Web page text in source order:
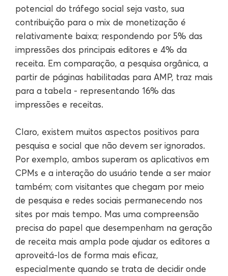
potencial do tráfego social seja vasto, sua
contribuição para o mix de monetização é
relativamente baixa; respondendo por 5% das
impressões dos principais editores e 4% da
receita. Em comparação, a pesquisa orgânica, a
partir de páginas habilitadas para AMP, traz mais
para a tabela - representando 16% das
impressões e receitas.
Claro, existem muitos aspectos positivos para
pesquisa e social que não devem ser ignorados.
Por exemplo, ambos superam os aplicativos em
CPMs e a interação do usuário tende a ser maior
também; com visitantes que chegam por meio
de pesquisa e redes sociais permanecendo nos
sites por mais tempo. Mas uma compreensão
precisa do papel que desempenham na geração
de receita mais ampla pode ajudar os editores a
aproveitá-los de forma mais eficaz,
especialmente quando se trata de decidir onde